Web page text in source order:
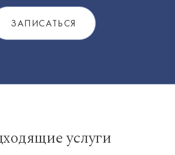
услуги